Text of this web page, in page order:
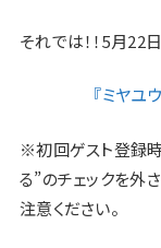
それでは！！5月22
『ミヤユ
※初回ゲスト登録
る”のチェックを外
注意ください。